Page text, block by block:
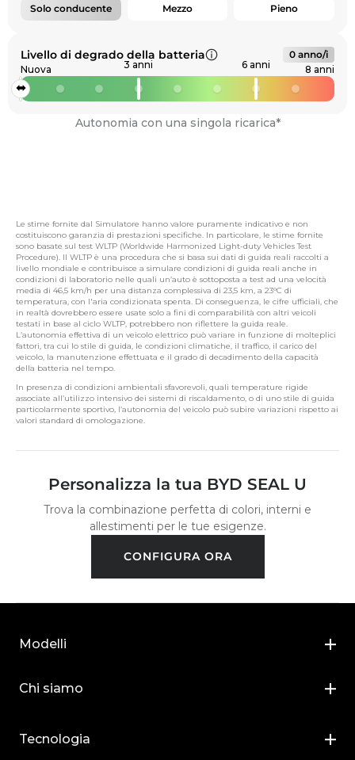
Solo conducente Mezzo Pieno
Livello di degrado della batteria
0 anno/i
Nuova
8 anni
3 anni 6 anni
Autonomia con una singola ricarica*
Le stime fornite dal Simulatore hanno valore puramente indicativo e non
costituiscono garanzia di prestazioni specifiche. In particolare, le stime fornite
sono basate sul test WLTP (Worldwide Harmonized Light-duty Vehicles Test
Procedure). Il WLTP è una procedura che si basa sui dati di guida reali raccolti a
livello mondiale e contribuisce a simulare condizioni di guida reali anche in
condizioni di laboratorio nelle quali un’auto è sottoposta a test ad una velocità
media di 46,5 km/h per una distanza complessiva di 23,5 km, a 23°C di
temperatura, con l'aria condizionata spenta. Di conseguenza, le cifre ufficiali, che
in realtà dovrebbero essere usate solo a fini di comparabilità con altri veicoli
testati in base al ciclo WLTP, potrebbero non riflettere la guida reale.
L’autonomia effettiva di un veicolo elettrico può variare in funzione di molteplici
fattori, tra cui lo stile di guida, le condizioni climatiche, il traffico, il carico del
veicolo, la manutenzione effettuata e il grado di decadimento della capacità
della batteria nel tempo.
In presenza di condizioni ambientali sfavorevoli, quali temperature rigide
associate all’utilizzo intensivo dei sistemi di riscaldamento, o di uno stile di guida
particolarmente sportivo, l’autonomia del veicolo può subire variazioni rispetto ai
valori standard di omologazione.
Personalizza la tua BYD SEAL U
Trova la combinazione perfetta di colori, interni e
allestimenti per le tue esigenze.
CONFIGURA ORA
Modelli
BYD ATTO 2
Chi siamo
Tecnologia